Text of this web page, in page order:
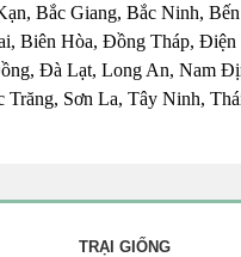
Bắc Giang, Bắc Ninh,
Biên Hòa, Đồng Tháp,
Đà Lạt, Long An, Nam
Sơn La, Tây Ninh,
TRẠI GIỐNG